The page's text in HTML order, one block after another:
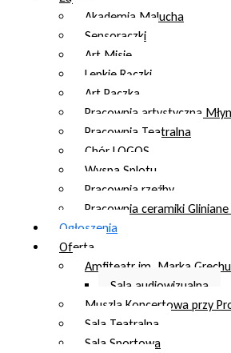
Akademia Malucha
Sensoraczki
Art Misie
Lepkie Rączki
Art Paczka
Pracownia artystyczna Młyn
Pracownia Teatralna
Chór LOGOS
Wyspa Splotu
Pracownia rzeźby
Pracownia ceramiki Gliniane
Ogłoszenia
Oferta
Amfiteatr im. Marka
Sala audiowizualna
Muszla Koncertowa przy
Sala Teatralna
Sala Sportowa